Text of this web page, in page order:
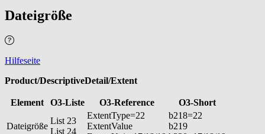
Dateigröße
Hilfeseite
Product/DescriptiveDetail/Extent
Element O3-Liste O3-Reference O3-Short
Dateigröße
List 23
List 24
ExtentType=22
ExtentValue
b218=22
b219